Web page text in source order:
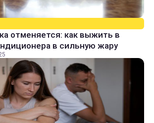
отменяется: как выжить в
в сильную жару